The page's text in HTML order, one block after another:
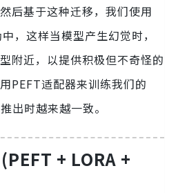
后基于这种迁移，我们使用
，这样当模型产生幻觉时，
附近，以提供积极但不奇怪的
PEFT适配器来训练我们的
出时越来越一致。
+ LORA +